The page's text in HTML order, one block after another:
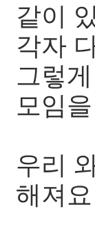
같이
각자
그렇
모임
우리
해져요